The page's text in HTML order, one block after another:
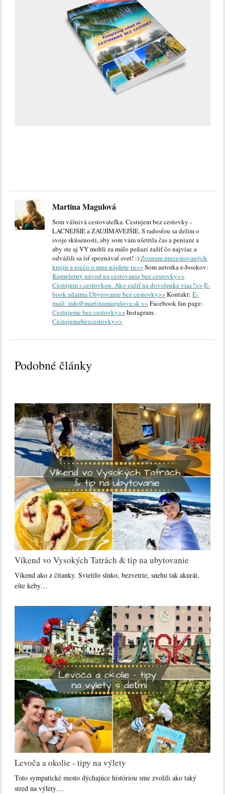
Martina Magulová
Som vášnivá cestovateľka. Cestujem bez cestovky -
LACNEJŠIE a ZAUJÍMAVEJŠIE. S radosťou sa delím o
svoje skúsenosti, aby som vám ušetrila čas a peniaze a
aby ste aj VY mohli za málo peňazí zažiť čo najviac a
odvážili sa ísť spoznávať svet! :)Zoznam precestovaných
krajín a niečo o mne nájdete tu>>Som autorka e-bookov:
Kompletný návod na cestovanie bez cestovky>>
Cestujem s cestovkou. Ako zažiť na dovolenke viac?>>E-
book zdarma Ubytovanie bez cestovky>>Kontakt:E-
mail: info@martinamagulova.sk >>Facebook fan page:
Cestujeme bez cestovky>>Instagram:
Cestujemebezcestovky>>
Podobné články
Víkend vo Vysokých Tatrách & tip na ubytovanie
Víkend ako z čítanky. Svietilo slnko, bezvetrie, snehu tak akurát,
ešte keby…
Levoča a okolie - tipy na výlety
Toto sympatické mesto dýchajúce históriou sme zvolili ako taký
stred na výlety…